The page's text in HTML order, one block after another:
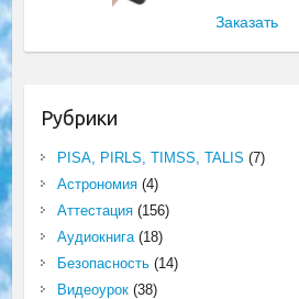
Заказать
Рубрики
PISA, PIRLS, TIMSS, TALIS (7)
Астрономия(4)
Аттестация(156)
Аудиокнига(18)
Безопасность(14)
Видеоурок(38)